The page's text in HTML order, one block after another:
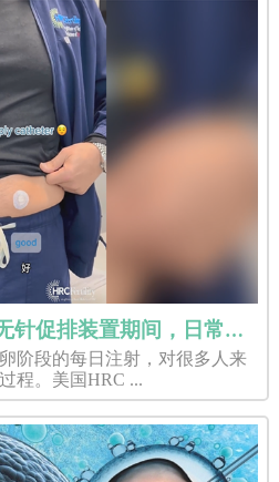
美国试管婴儿：佩戴无针促排装置期间，日常生活会受影响吗？
阶段的每日注射，对很多人来
程。美国HRC ...